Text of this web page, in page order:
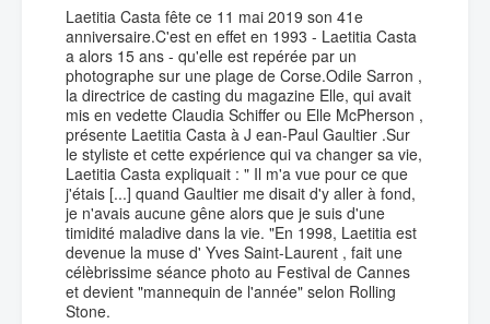
Laetitia Casta fête ce 11 mai 2019 son 41e
anniversaire.C'est en effet en 1993 - Laetitia Casta
a alors 15 ans - qu'elle est repérée par un
photographe sur une plage de Corse.Odile Sarron ,
la directrice de casting du magazine Elle, qui avait
mis en vedette Claudia Schiffer ou Elle McPherson ,
présente Laetitia Casta à J ean-Paul Gaultier .Sur
le styliste et cette expérience qui va changer sa vie,
Laetitia Casta expliquait : " Il m'a vue pour ce que
j'étais [...] quand Gaultier me disait d'y aller à fond,
je n'avais aucune gêne alors que je suis d'une
timidité maladive dans la vie. "En 1998, Laetitia est
devenue la muse d' Yves Saint-Laurent , fait une
célèbrissime séance photo au Festival de Cannes
et devient "mannequin de l'année" selon Rolling
Stone.